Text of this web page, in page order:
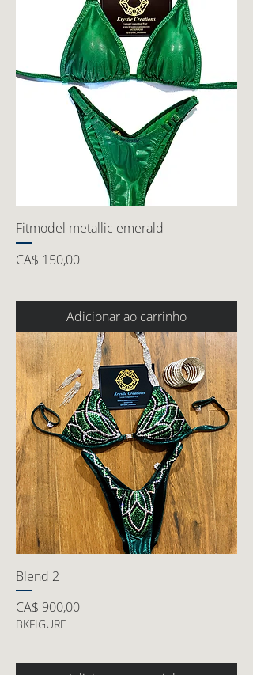
Fitmodel metallic emerald
Preço
CA$ 150,00
Adicionar ao carrinho
Blend 2
Preço
CA$ 900,00
BKFIGURE